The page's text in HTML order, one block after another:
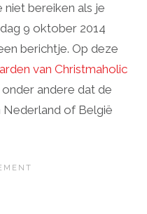
niet bereiken als je
9 oktober 2014
berichtje. Op deze
van Christmaholic
andere dat de
Nederland of België